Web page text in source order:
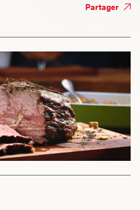
Partager